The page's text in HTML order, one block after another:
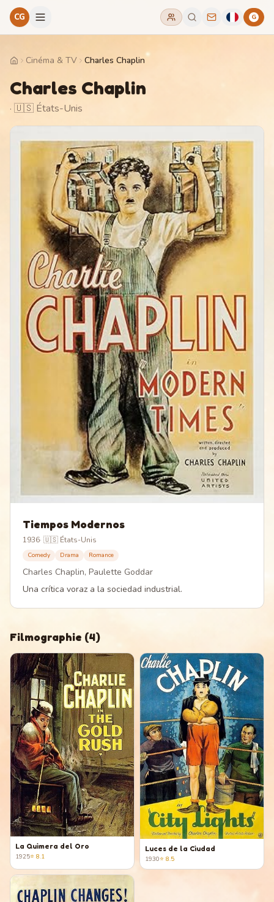
CG G
HomeCinéma & TV Charles Chaplin
Charles Chaplin
· 🇺🇸 États-Unis
Tiempos Modernos
1936· 🇺🇸 États-Unis
Comedy Drama Romance
Charles Chaplin, Paulette Goddar
Una crítica voraz a la sociedad industrial.
Filmographie (4)
La Quimera del Oro
1925⭐ 8.1
Luces de la Ciudad
1930⭐ 8.5